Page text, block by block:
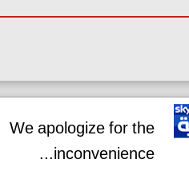
We apologize for the
inconvenience...